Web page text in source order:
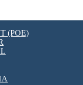
(POE)